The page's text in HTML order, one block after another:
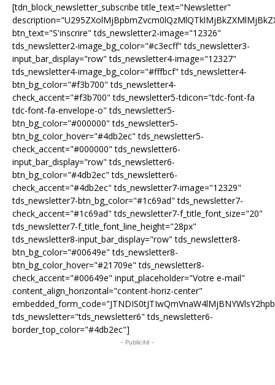
[tdn_block_newsletter_subscribe title_text="Newsletter"
btn_text="S'inscrire" tds_newsletter2-image="12326"
tds_newsletter2-image_bg_color="#c3ecff" tds_newsletter3-
input_bar_display="row" tds_newsletter4-image="12327"
tds_newsletter4-image_bg_color="#fffbcf" tds_newsletter4-
btn_bg_color="#f3b700" tds_newsletter4-
check_accent="#f3b700" tds_newsletter5-tdicon="tdc-font-fa
tdc-font-fa-envelope-o" tds_newsletter5-
btn_bg_color="#000000" tds_newsletter5-
btn_bg_color_hover="#4db2ec" tds_newsletter5-
check_accent="#000000" tds_newsletter6-
input_bar_display="row" tds_newsletter6-
btn_bg_color="#4db2ec" tds_newsletter6-
check_accent="#4db2ec" tds_newsletter7-image="12329"
tds_newsletter7-btn_bg_color="#1c69ad" tds_newsletter7-
check_accent="#1c69ad" tds_newsletter7-f_title_font_size="20"
tds_newsletter7-f_title_font_line_height="28px"
tds_newsletter8-input_bar_display="row" tds_newsletter8-
btn_bg_color="#00649e" tds_newsletter8-
btn_bg_color_hover="#21709e" tds_newsletter8-
check_accent="#00649e" input_placeholder="Votre e-mail"
content_align_horizontal="content-horiz-center"
tds_newsletter="tds_newsletter6" tds_newsletter6-
border_top_color="#4db2ec"]
- Publicité -